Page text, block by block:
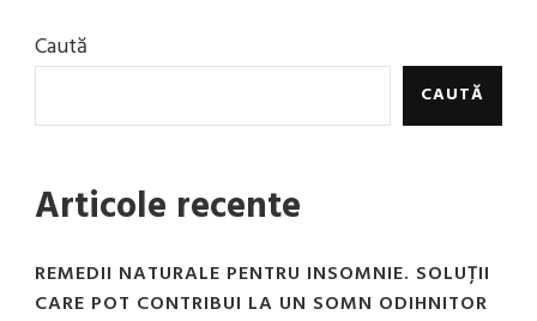
Caută
CAUTĂ
Articole recente
REMEDII NATURALE PENTRU INSOMNIE. SOLUȚII
CARE POT CONTRIBUI LA UN SOMN ODIHNITOR